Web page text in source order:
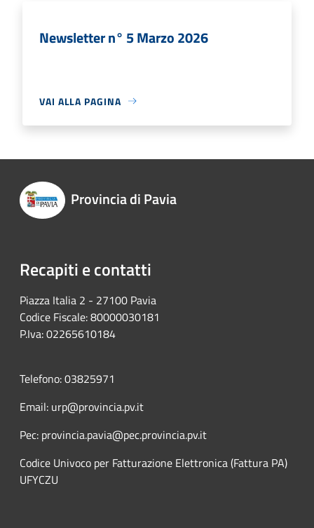
Newsletter n° 5 Marzo 2026
VAI ALLA PAGINA
Provincia di Pavia
Recapiti e contatti
Piazza Italia 2 - 27100 Pavia
Codice Fiscale: 80000030181
P.Iva: 02265610184
Telefono: 03825971
Email: urp@provincia.pv.it
Pec: provincia.pavia@pec.provincia.pv.it
Codice Univoco per Fatturazione Elettronica (Fattura PA)
UFYCZU